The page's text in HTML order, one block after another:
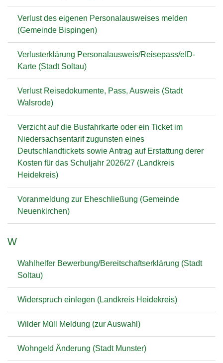
Verlust des eigenen Personalausweises melden
(Gemeinde Bispingen)
Verlusterklärung Personalausweis/Reisepass/eID-
Karte (Stadt Soltau)
Verlust Reisedokumente, Pass, Ausweis (Stadt
Walsrode)
Verzicht auf die Busfahrkarte oder ein Ticket im
Niedersachsentarif zugunsten eines
Deutschlandtickets sowie Antrag auf Erstattung derer
Kosten für das Schuljahr 2026/27 (Landkreis
Heidekreis)
Voranmeldung zur Eheschließung (Gemeinde
Neuenkirchen)
W
Wahlhelfer Bewerbung/Bereitschaftserklärung (Stadt
Soltau)
Widerspruch einlegen (Landkreis Heidekreis)
Wilder Müll Meldung (zur Auswahl)
Wohngeld Änderung (Stadt Munster)